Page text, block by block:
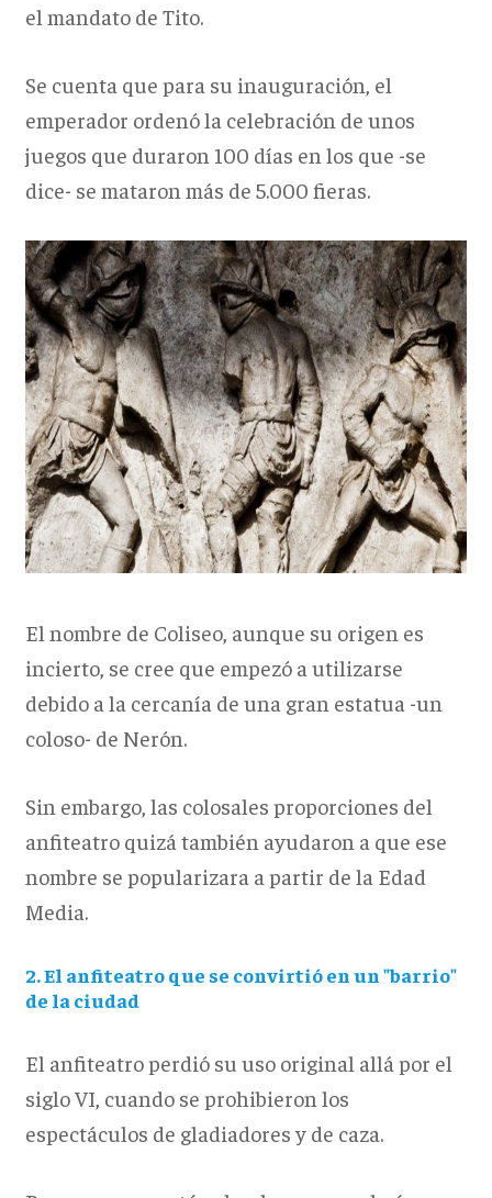
el mandato de Tito.
Se cuenta que para su inauguración, el
emperador ordenó la celebración de unos
juegos que duraron 100 días en los que -se
dice- se mataron más de 5.000 fieras.
El nombre de Coliseo, aunque su origen es
incierto, se cree que empezó a utilizarse
debido a la cercanía de una gran estatua -un
coloso- de Nerón.
Sin embargo, las colosales proporciones del
anfiteatro quizá también ayudaron a que ese
nombre se popularizara a partir de la Edad
Media.
2. El anfiteatro que se convirtió en un "barrio"
de la ciudad
El anfiteatro perdió su uso original allá por el
siglo VI, cuando se prohibieron los
espectáculos de gladiadores y de caza.